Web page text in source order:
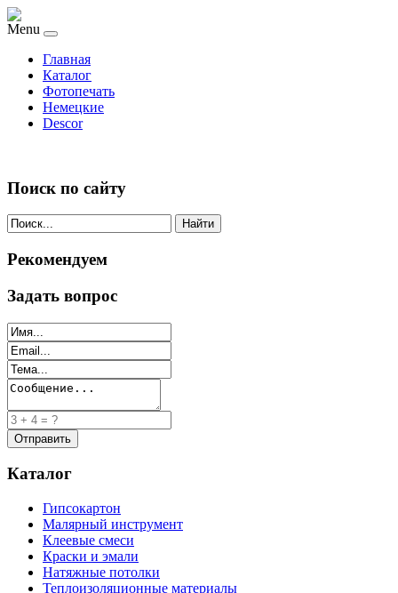
Menu
Главная
Каталог
Фотопечать
Немецкие
Descor
Поиск по сайту
Найти
Рекомендуем
Задать вопрос
Каталог
Гипсокартон
Малярный инструмент
Клеевые смеси
Краски и эмали
Натяжные потолки
Теплоизоляционные материалы